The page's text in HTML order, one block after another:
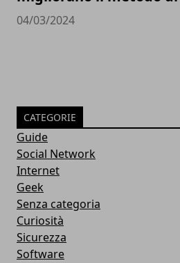
04/03/2024
CATEGORIE
Guide
Social Network
Internet
Geek
Senza categoria
Curiosità
Sicurezza
Software